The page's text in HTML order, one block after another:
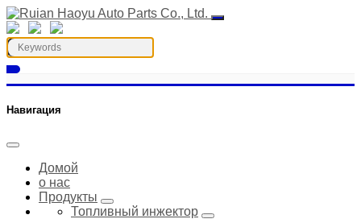
Навигация
Домой
о нас
Продукты
Топливный инжектор